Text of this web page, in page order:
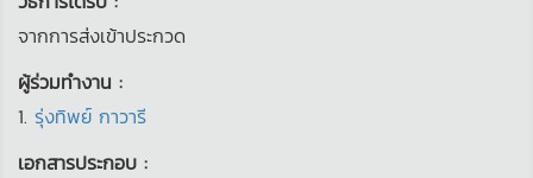
จากการส่งเข้าประกวด
ผู้ร่วมทำงาน :
1. รุ่งทิพย์ กาวารี
เอกสารประกอบ :